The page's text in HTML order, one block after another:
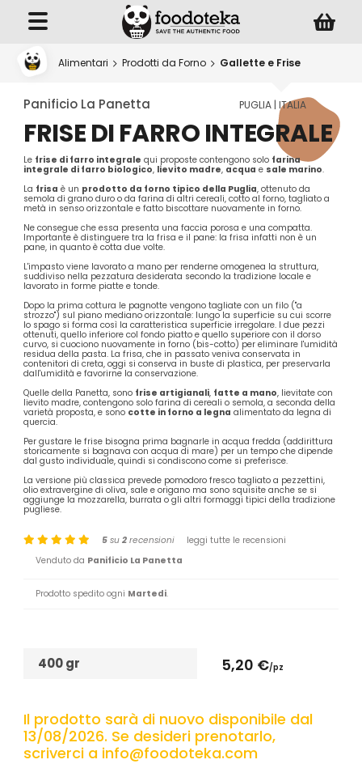
Alimentari Prodotti da Forno Gallette e Frise
Panificio La Panetta PUGLIA | ITALIA
FRISE DI FARRO INTEGRALE
Le frise di farro integrale qui proposte contengono solo farina
integrale di farro biologico, lievito madre, acqua e sale marino.
La frisa è un prodotto da forno tipico della Puglia, ottenuto da
semola di grano duro o da farina di altri cereali, cotto al forno, tagliato a
metà in senso orizzontale e fatto biscottare nuovamente in forno.
Ne consegue che essa presenta una faccia porosa e una compatta.
Importante è distinguere tra la frisa e il pane: la frisa infatti non è un
pane, in quanto è cotta due volte.
L'impasto viene lavorato a mano per renderne omogenea la struttura,
suddiviso nella pezzatura desiderata secondo la tradizione locale e
lavorato in forme piatte e tonde.
Dopo la prima cottura le pagnotte vengono tagliate con un filo ("a
strozzo") sul piano mediano orizzontale: lungo la superficie su cui scorre
lo spago si forma così la caratteristica superficie irregolare. I due pezzi
ottenuti, quello inferiore col fondo piatto e quello superiore con il dorso
curvo, si cuociono nuovamente in forno (bis-cotto) per eliminare l'umidità
residua della pasta. La frisa, che in passato veniva conservata in
contenitori di creta, oggi si conserva in buste di plastica, per preservarla
dall'umidità e favorirne la conservazione.
Quelle della Panetta, sono frise artigianali, fatte a mano, lievitate con
lievito madre, contengono solo farina di cereali o semola, a seconda della
varietà proposta, e sono cotte in forno a legna alimentato da legna di
quercia.
Per gustare le frise bisogna prima bagnarle in acqua fredda (addirittura
storicamente si bagnava con acqua di mare) per un tempo che dipende
dal gusto individuale, quindi si condiscono come si preferisce.
La versione più classica prevede pomodoro fresco tagliato a pezzettini,
olio extravergine di oliva, sale e origano ma sono squisite anche se si
aggiunge la mozzarella, burrata o gli altri formaggi tipici della tradizione
pugliese.
5 su2 recensioni
leggi tutte le recensioni
Venduto da Panificio La Panetta
Prodotto spedito ogni Martedi.
400 gr 5,20 €/pz
Il prodotto sarà di nuovo disponibile dal
13/08/2026. Se desideri prenotarlo,
scriverci a info@foodoteka.com